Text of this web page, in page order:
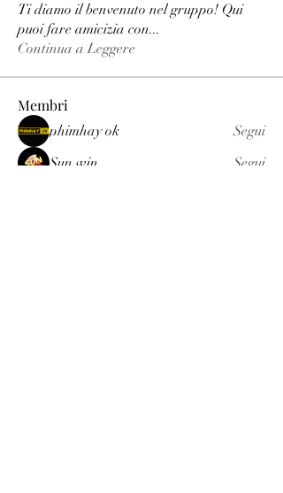
Ti diamo il benvenuto nel gruppo! Qui
puoi fare amicizia con...
Continua a Leggere
Membri
phimhay ok
Segui
Sun win
Segui